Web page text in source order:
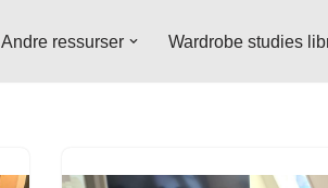
Andre ressurser Wardrobe studies